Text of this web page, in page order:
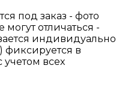
под заказ - фото
отличаться -
индивидуально
фиксируется в
всех